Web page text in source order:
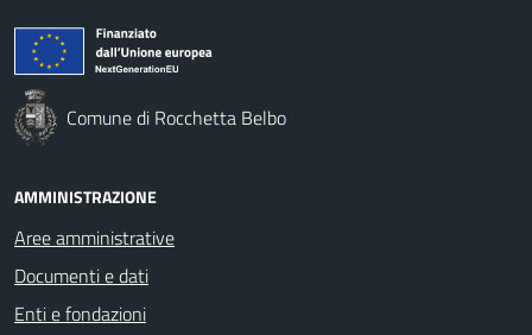
Comune di Rocchetta Belbo
AMMINISTRAZIONE
Aree amministrative
Documenti e dati
Enti e fondazioni